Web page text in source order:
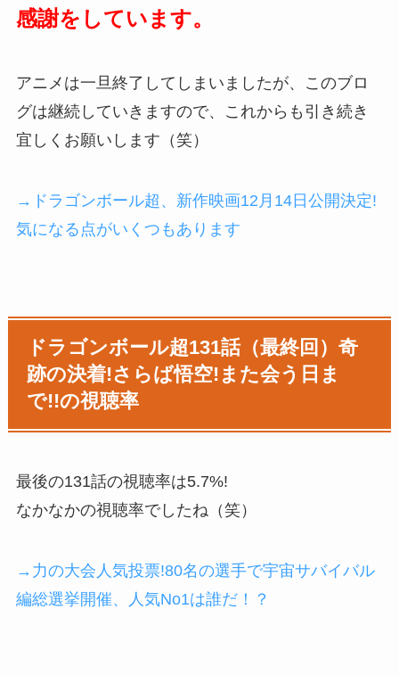
感謝をしています。
アニメは一旦終了してしまいましたが、このブロ
グは継続していきますので、これからも引き続き
宜しくお願いします（笑）
→ドラゴンボール超、新作映画12月14日公開決定!
気になる点がいくつもあります
ドラゴンボール超131話（最終回）奇
跡の決着!さらば悟空!また会う日ま
で!!の視聴率
最後の131話の視聴率は5.7%!
なかなかの視聴率でしたね（笑）
→力の大会人気投票!80名の選手で宇宙サバイバル
編総選挙開催、人気No1は誰だ！？